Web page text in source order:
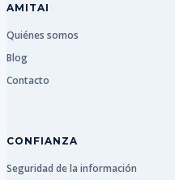
AMITAI
Quiénes somos
Blog
Contacto
CONFIANZA
Seguridad de la información